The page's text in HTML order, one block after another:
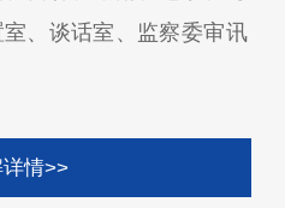
、谈话室、监察委审讯
情>>